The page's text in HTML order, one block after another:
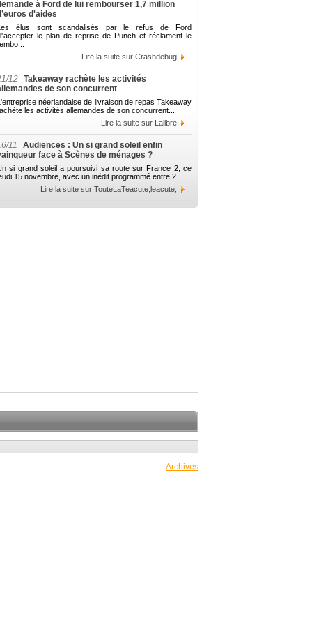
à Ford de lui rembourser 1,7 million
d'aides
élus sont scandalisés par le refus de Ford
le plan de reprise de Punch et réclament le
Lire la suite sur Crashdebug
12 Takeaway rachète les activités
de son concurrent
néerlandaise de livraison de repas Takeaway
les activités allemandes de son concurrent...
Lire la suite sur Lalibre
11
Audiences : Un si grand soleil enfin
face à Scènes de ménages ?
si grand soleil a poursuivi sa route sur France 2, ce
15 novembre, avec un inédit programmé entre 2...
Lire la suite sur TouteLaTeacute;leacute;
Archives